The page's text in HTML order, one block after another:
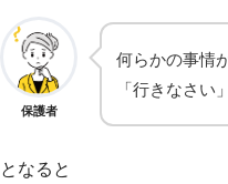
保護者
何らかの事情
「行きなさ
となると